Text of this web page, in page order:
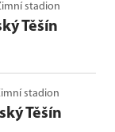
stadion
Těšín
stadion
Těšín